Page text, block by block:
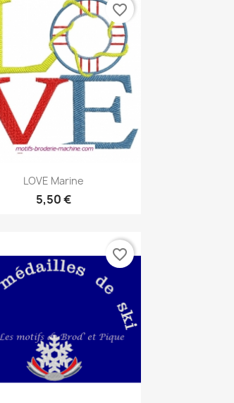
Aperçu rapide
LOVE Marine
5,50 €
favorite_border
favorite_border